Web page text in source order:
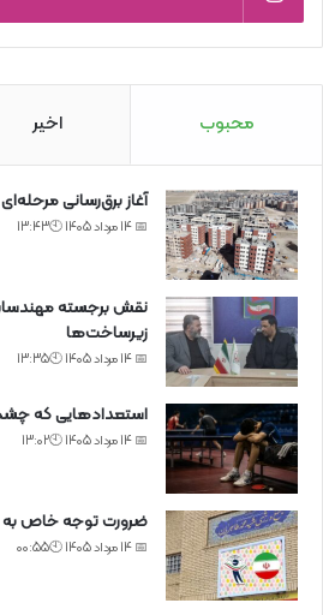
محبوب اخیر
آغاز برق‌رسانی
📅 14 مرداد 1405 🕙13:43
نقش برجسته
زیرساخت‌ها
📅 14 مرداد 1405 🕙13:35
استعدادهایی که
📅 14 مرداد 1405 🕙13:02
ضرورت توجه خاص به
📅 14 مرداد 1405 🕙00:55